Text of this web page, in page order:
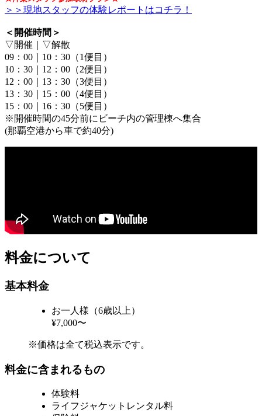
＞＞現地スタッフの体験レポートはコチラ！
＜開催時間＞
▽開催｜▽解散
09：00｜10：30（1便目）
10：30｜12：00（2便目）
12：00｜13：30（3便目）
13：30｜15：00（4便目）
15：00｜16：30（5便目）
※開催時間の45分前にビーチ内の管理棟へ集合
(那覇空港から車で約40分)
料金について
基本料金
お一人様（6歳以上）
¥7,000〜
※価格は全て税込表示です。
料金に含まれるもの
体験料
ライフジャケットレンタル料